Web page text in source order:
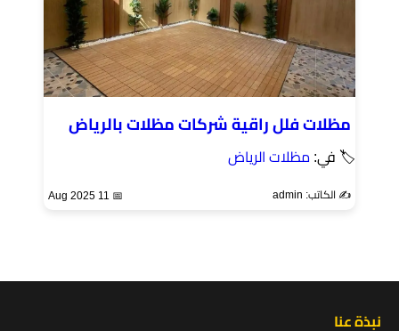
مظلات فلل راقية شركات مظلات بالرياض
🏷 في: مظلات الرياض
✍️ الكاتب: admin 📅 11 Aug 2025
نبذة عنا